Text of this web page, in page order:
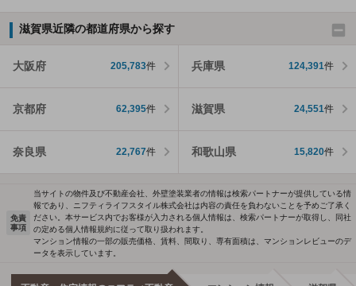
滋賀県近隣の都道府県から探す
大阪府 205,783件 兵庫県 124,391件
京都府 62,395件 滋賀県 24,551件
奈良県 22,767件 和歌山県 15,820件
免責
事項
当サイトの物件及び不動産会社、外壁塗装業者の情報は検索パートナーが提供している情
報であり、ニフティライフスタイル株式会社は内容の責任を負わないことを予めご了承く
ださい。本サービス内でお客様が入力される個人情報は、検索パートナーが取得し、同社
の定める個人情報規約に従って取り扱われます。
マンション情報の一部の販売価格、賃料、間取り、専有面積は、マンションレビューのデ
ータを表示しています。